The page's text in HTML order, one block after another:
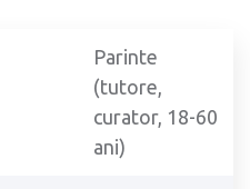
Parinte
(tutore,
curator, 18-60
ani)